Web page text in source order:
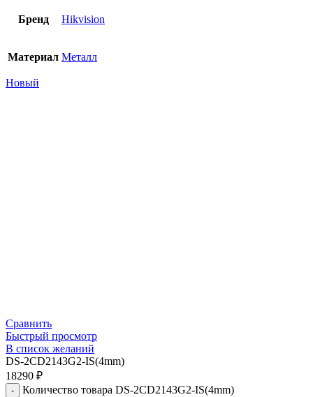
Бренд Hikvision
Материал Металл
Новый
Сравнить
Быстрый просмотр
В список желаний
DS-2CD2143G2-IS(4mm)
18290 ₽
Количество товара DS-2CD2143G2-IS(4mm)